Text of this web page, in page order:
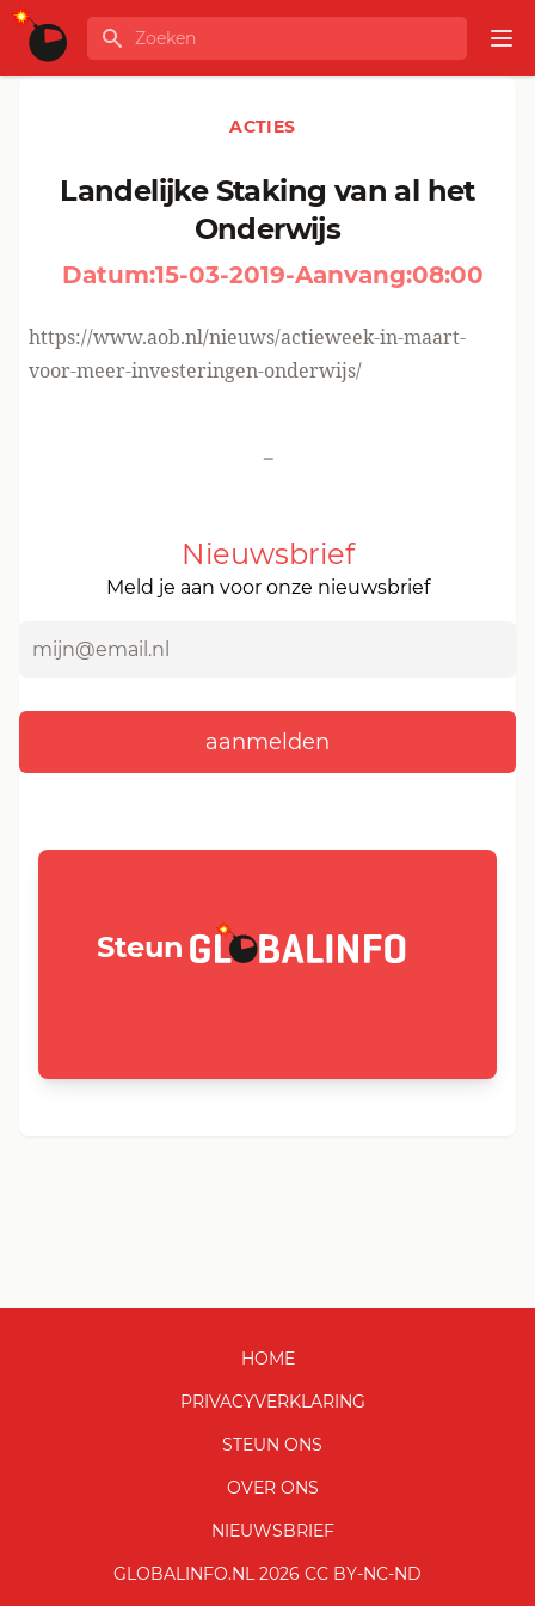
Ga naar de inhoud
GLOBALINFO
Zoeken
ACTIES
Landelijke Staking van al het
Onderwijs
Datum:15-03-2019-Aanvang:08:00
https://www.aob.nl/nieuws/actieweek-in-maart-
voor-meer-investeringen-onderwijs/
-
Nieuwsbrief
Meld je aan voor onze nieuwsbrief
Steun GLOBALINFO.nl
HOME
PRIVACYVERKLARING
STEUN ONS
OVER ONS
NIEUWSBRIEF
GLOBALINFO.NL 2026 CC BY-NC-ND